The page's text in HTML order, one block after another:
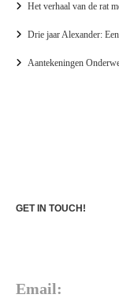
Het verhaal van de rat
Drie jaar Alexander:
Aantekeningen
GET IN TOUCH!
Email: